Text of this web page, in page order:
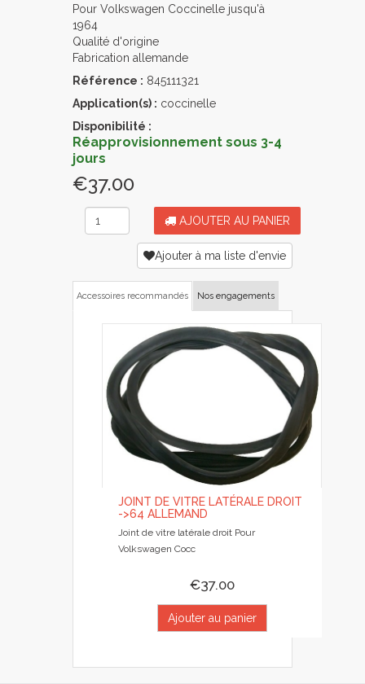
Pour Volkswagen Coccinelle jusqu'à
1964
Qualité d'origine
Fabrication allemande
Référence : 845111321
Application(s) : coccinelle
Disponibilité :
Réapprovisionnement sous 3-4
jours
€37.00
AJOUTER AU PANIER
Ajouter à ma liste d'envie
Accessoires recommandés Nos engagements
JOINT DE VITRE LATÉRALE DROIT
->64 ALLEMAND
Joint de vitre latérale droit Pour
Volkswagen Cocc
€37.00
Ajouter au panier